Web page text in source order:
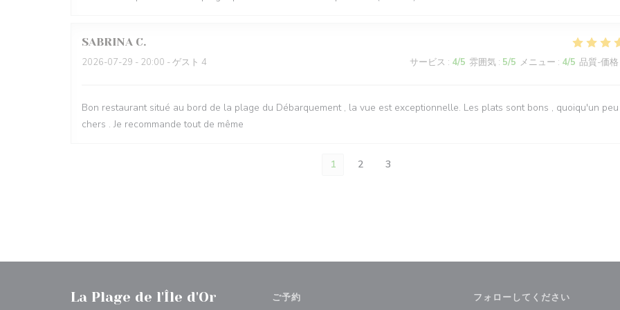
SABRINA C
2026-07-29 - 20:00 - ゲスト 4 サービス : 4/5 雰囲気 : 5/5 メニュー : 4/5 品質-価格
Bon restaurant situé au bord de la plage du Débarquement , la vue est exceptionnelle. Les plats sont bons , quoiqu'un peu
chers . Je recommande tout de même
1 2 3
La Plage de l'Île d'Or ご予約 フォローしてください